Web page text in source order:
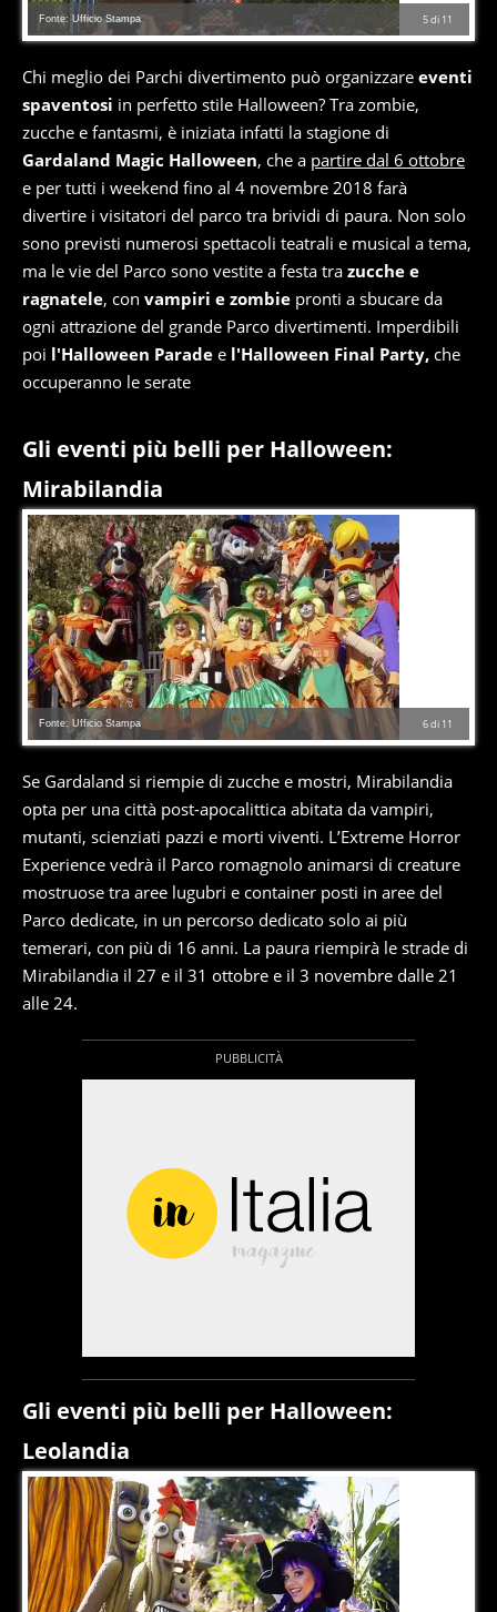
5di 11
Fonte: Ufficio Stampa
Chi meglio dei Parchi divertimento può organizzare eventi
spaventosi in perfetto stile Halloween? Tra zombie,
zucche e fantasmi, è iniziata infatti la stagione di
Gardaland Magic Halloween, che a partire dal 6 ottobre
e per tutti i weekend fino al 4 novembre 2018 farà
divertire i visitatori del parco tra brividi di paura. Non solo
sono previsti numerosi spettacoli teatrali e musical a tema,
ma le vie del Parco sono vestite a festa tra zucche e
ragnatele, con vampiri e zombie pronti a sbucare da
ogni attrazione del grande Parco divertimenti. Imperdibili
poi l'Halloween Parade e l'Halloween Final Party, che
occuperanno le serate
Gli eventi più belli per Halloween:
Mirabilandia
6di 11
Fonte: Ufficio Stampa
Se Gardaland si riempie di zucche e mostri, Mirabilandia
opta per una città post-apocalittica abitata da vampiri,
mutanti, scienziati pazzi e morti viventi. L’Extreme Horror
Experience vedrà il Parco romagnolo animarsi di creature
mostruose tra aree lugubri e container posti in aree del
Parco dedicate, in un percorso dedicato solo ai più
temerari, con più di 16 anni. La paura riempirà le strade di
Mirabilandia il 27 e il 31 ottobre e il 3 novembre dalle 21
alle 24.
Gli eventi più belli per Halloween:
Leolandia